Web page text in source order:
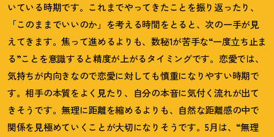
いている時期です。これまでやってきたことを振り返ったり、
「このままでいいのか」を考える時間をとると、次の一手が見
えてきます。焦って進めるよりも、数秘1が苦手な“一度立ち止ま
る”ことを意識すると精度が上がるタイミングです。恋愛では、
気持ちが内向きなので恋愛に対しても慎重になりやすい時期で
す。相手の本質をよく見たり、自分の本音に気付く流れが出て
きそうです。無理に距離を縮めるよりも、自然な距離感の中で
関係を見極めていくことが大切になりそうです。5月は、“無理